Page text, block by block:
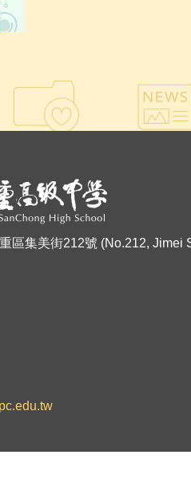
區集美街212號 (No.212, Jimei